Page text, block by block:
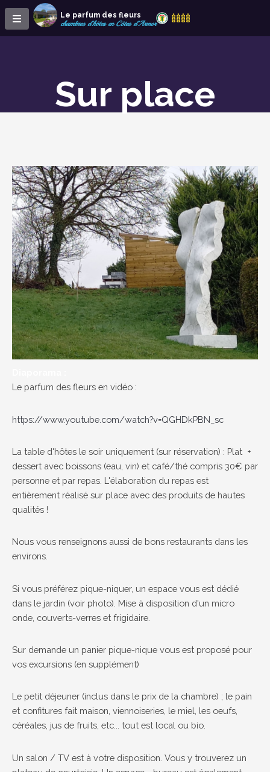
Le parfum des fleurs
chambres d'hôtes en Côtes d'Armor
Sur place
Le parfum des fleurs en vidéo :
https://www.youtube.com/watch?v=QGHDkPBN_sc
La table d'hôtes le soir uniquement (sur réservation) : Plat +
dessert avec boissons (eau, vin) et café/thé compris 30€ par
personne et par repas. L'élaboration du repas est
entièrement réalisé sur place avec des produits de hautes
qualités !
Nous vous renseignons aussi de bons restaurants dans les
environs.
Si vous préférez pique-niquer, un espace vous est dédié
dans le jardin (voir photo). Mise à disposition d'un micro
onde, couverts-verres et frigidaire.
Sur demande un panier pique-nique vous est proposé pour
vos excursions (en supplément)
Le petit déjeuner (inclus dans le prix de la chambre) ; le pain
et confitures fait maison, viennoiseries, le miel, les oeufs,
céréales, jus de fruits, etc... tout est local ou bio.
Un salon / TV est à votre disposition. Vous y trouverez un